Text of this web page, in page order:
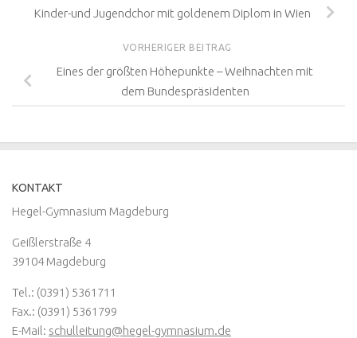
Kinder-und Jugendchor mit goldenem Diplom in Wien
VORHERIGER BEITRAG
Eines der größten Höhepunkte – Weihnachten mit
dem Bundespräsidenten
KONTAKT
Hegel-Gymnasium Magdeburg
Geißlerstraße 4
39104 Magdeburg
Tel.: (0391) 5361711
Fax.: (0391) 5361799
E-Mail: schulleitung@hegel-gymnasium.de